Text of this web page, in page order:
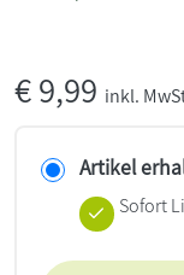
€9,99 inkl.
Artikel
Sofort